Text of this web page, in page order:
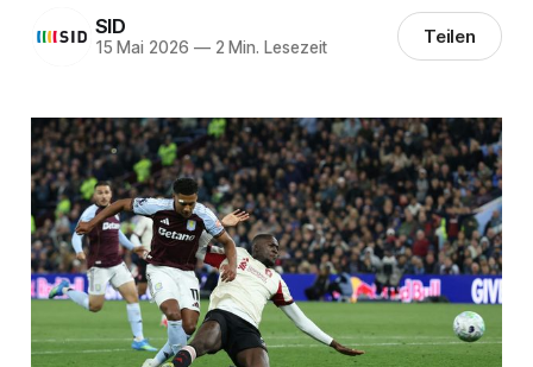
SID
15 Mai 2026 —2 Min. Lesezeit Teilen